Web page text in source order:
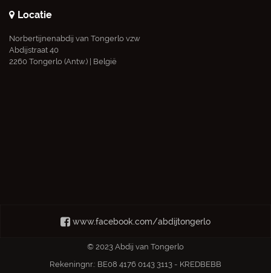
Locatie
Norbertijnenabdij van Tongerlo vzw
Abdijstraat 40
2260 Tongerlo (Antw.) | België
www.facebook.com/abdijtongerlo
© 2023 Abdij van Tongerlo
Rekeningnr.: BE08 4176 0143 3113 - KREDBEBB